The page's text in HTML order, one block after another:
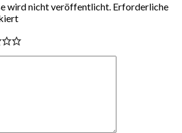
wird nicht veröffentlicht. Erforderliche